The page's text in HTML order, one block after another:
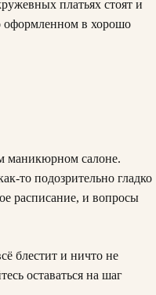
маникюрном салоне.
то подозрительно гладко
расписание, и вопросы
блестит и ничто не
оставаться на шаг